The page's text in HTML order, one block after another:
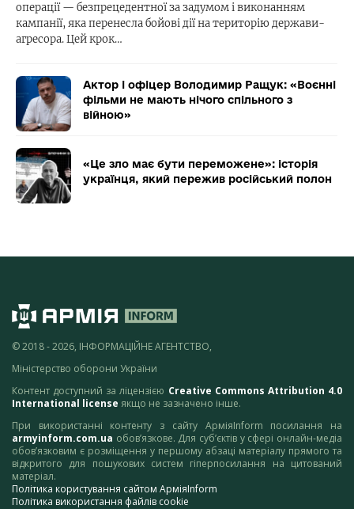
операції — безпрецедентної за задумом і виконанням
кампанії, яка перенесла бойові дії на територію держави-
агресора. Цей крок…
Актор і офіцер Володимир Ращук: «Воєнні
фільми не мають нічого спільного з
війною»
«Це зло має бути переможене»: історія
українця, який пережив російський полон
© 2018 - 2026, ІНФОРМАЦІЙНЕ АГЕНТСТВО,
Міністерство оборони України
Контент доступний за ліцензією Creative Commons Attribution 4.0
International license якщо не зазначено інше.
При використанні контенту з сайту АрміяInform посилання на
armyinform.com.ua обов’язкове. Для суб’єктів у сфері онлайн-медіа
обов’язковим є розміщення у першому абзаці матеріалу прямого та
відкритого для пошукових систем гіперпосилання на цитований
матеріал.
Політика користування сайтом АрміяInform
Політика використання файлів cookie